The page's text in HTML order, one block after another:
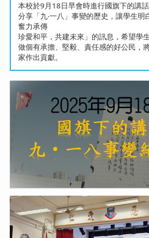
本校於9月18日早會時進行國旗下的講
分享「九‧一八」事變的歷史，讓學生明
奮力承傳
珍愛和平，共建未來」的訊息，希望學
做個有承擔、堅毅、責任感的好公民，
家作出貢獻。